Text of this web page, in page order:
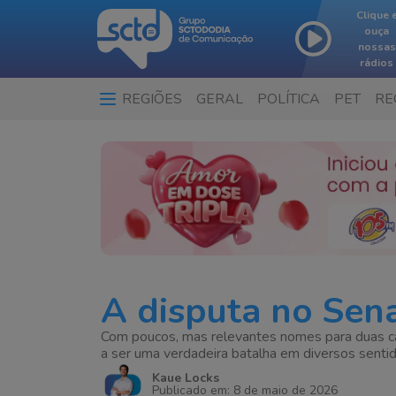
Clique
ouça
nossas
rádios
REGIÕES GERAL POLÍTICA PET
A disputa no
Com poucos, mas relevantes nomes para duas
a ser uma verdadeira batalha em diversos
Kaue Locks
Publicado em: 8 de maio de 2026